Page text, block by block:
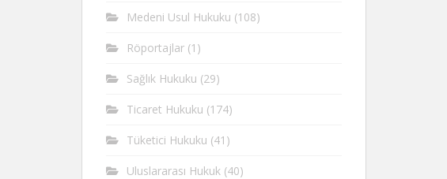
Medeni Usul Hukuku (108)
Röportajlar (1)
Sağlık Hukuku (29)
Ticaret Hukuku (174)
Tüketici Hukuku (41)
Uluslararası Hukuk (40)